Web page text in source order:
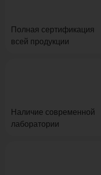
Полная сертификация
всей продукции
Наличие современной
лаборатории